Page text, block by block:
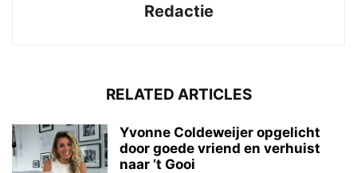
Redactie
RELATED ARTICLES
Yvonne Coldeweijer opgelicht
door goede vriend en verhuist
naar ’t Gooi